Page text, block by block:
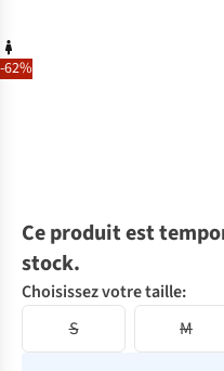
-62%
Ce produit est
stock.
Choisissez votre taille:
S
M